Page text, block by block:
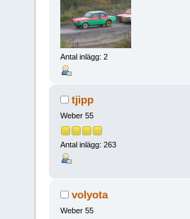
Antal inlägg: 2
tjipp
Weber 55
Antal inlägg: 263
volyota
Weber 55